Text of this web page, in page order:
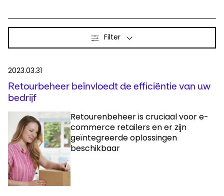
Filter
2023.03.31
Retourbeheer beïnvloedt de efficiëntie van uw
bedrijf
Retourenbeheer is cruciaal voor e-
commerce retailers en er zijn
geïntegreerde oplossingen
beschikbaar